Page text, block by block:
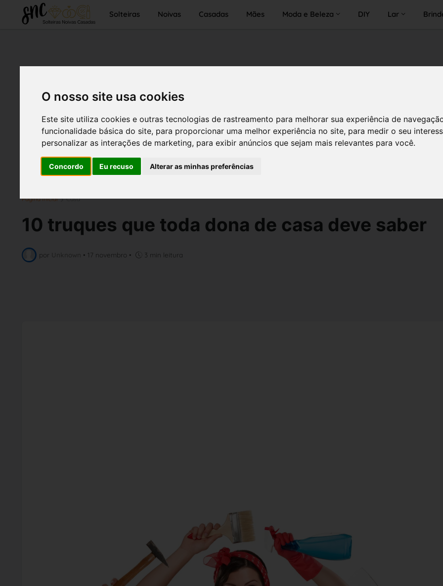
O nosso site usa cookies
Este site utiliza cookies e outras tecnologias de rastreamento para melhorar sua experiência de
funcionalidade básica do site, para proporcionar uma melhor experiência no site, para medir o seu
personalizar as interações de marketing, para exibir anúncios que sejam mais relevantes para você.
Concordo Eu recuso Alterar as minhas preferências
Solteiras Noivas Casadas Mães Moda e Beleza DIY Lar
Página inicial Casa
10 truques que toda dona de casa deve saber
por • 17 novembro • 3 min leitura